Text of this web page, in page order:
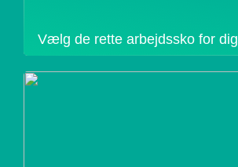
Vælg de rette arbejdssko for dig